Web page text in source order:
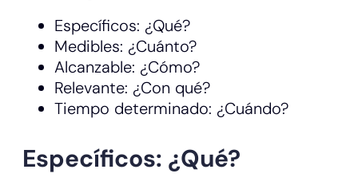
Específicos: ¿Qué?
Medibles: ¿Cuánto?
Alcanzable: ¿Cómo?
Relevante: ¿Con qué?
Tiempo determinado: ¿Cuándo?
Específicos: ¿Qué?